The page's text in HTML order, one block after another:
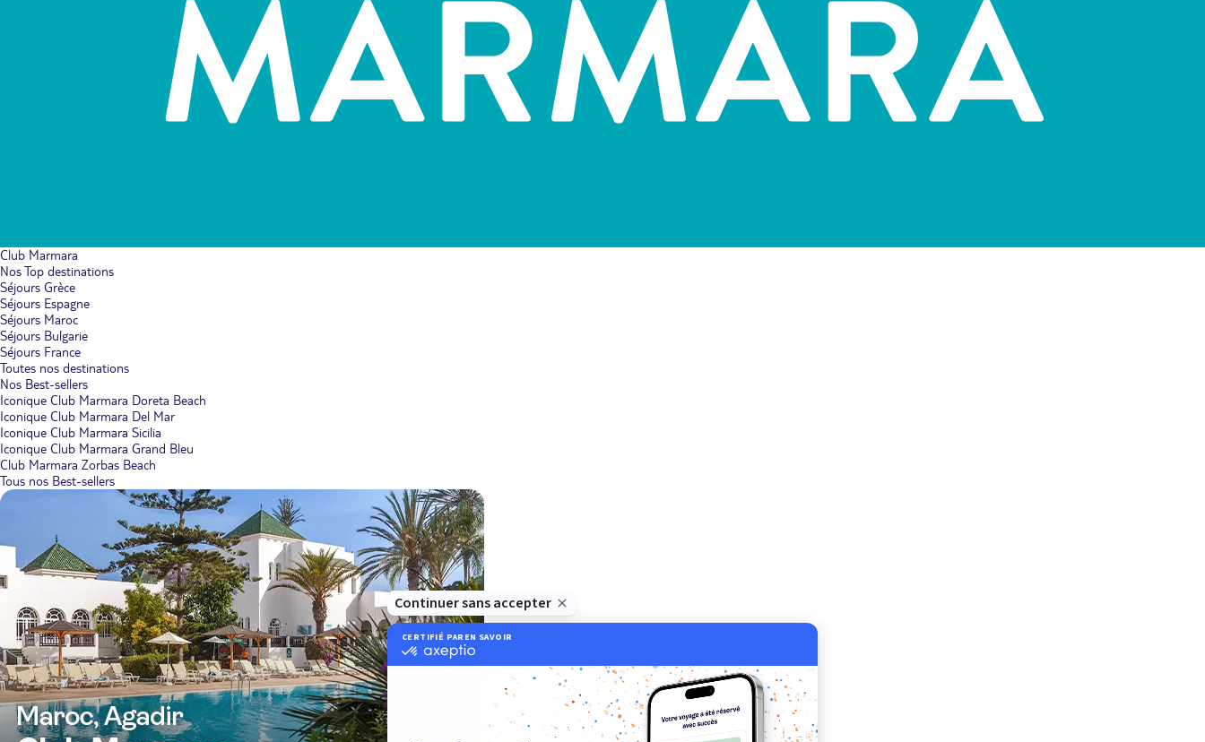
Club Marmara
Nos Top destinations
Séjours Grèce
Séjours Espagne
Séjours Maroc
Séjours Bulgarie
Séjours France
Toutes nos destinations
Nos Best-sellers
Iconique Club Marmara Doreta Beach
Iconique Club Marmara Del Mar
Iconique Club Marmara Sicilia
Iconique Club Marmara Grand Bleu
Club Marmara Zorbas Beach
Tous nos Best-sellers